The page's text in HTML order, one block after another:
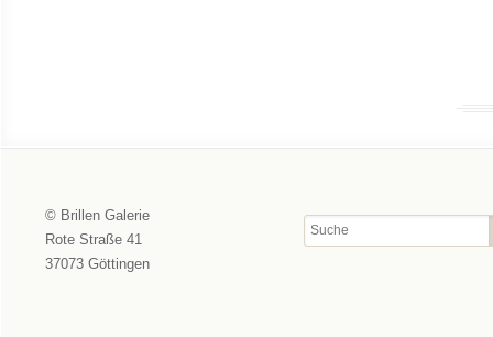
© Brillen Galerie
Rote Straße 41
37073 Göttingen